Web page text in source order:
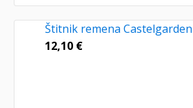
Štitnik remena Castelgarden
12,10 €